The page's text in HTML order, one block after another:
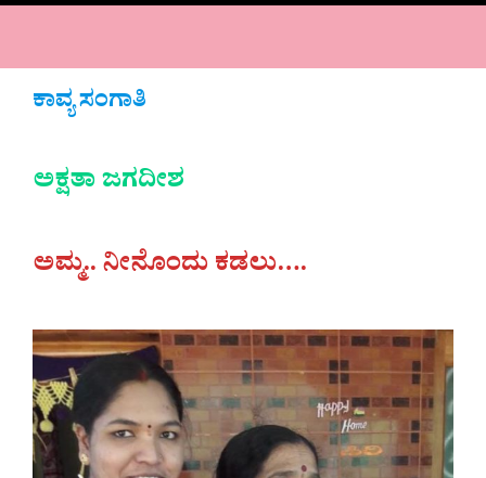
ಕಾವ್ಯ ಸಂಗಾತಿ
ಅಕ್ಷತಾ ಜಗದೀಶ
ಅಮ್ಮ.. ನೀನೊಂದು ಕಡಲು….